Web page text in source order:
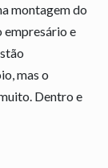
montagem do
empresário e
mas o
Dentro e